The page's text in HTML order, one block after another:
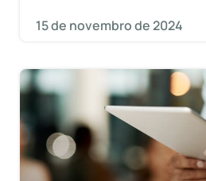
15 de novembro de 2024